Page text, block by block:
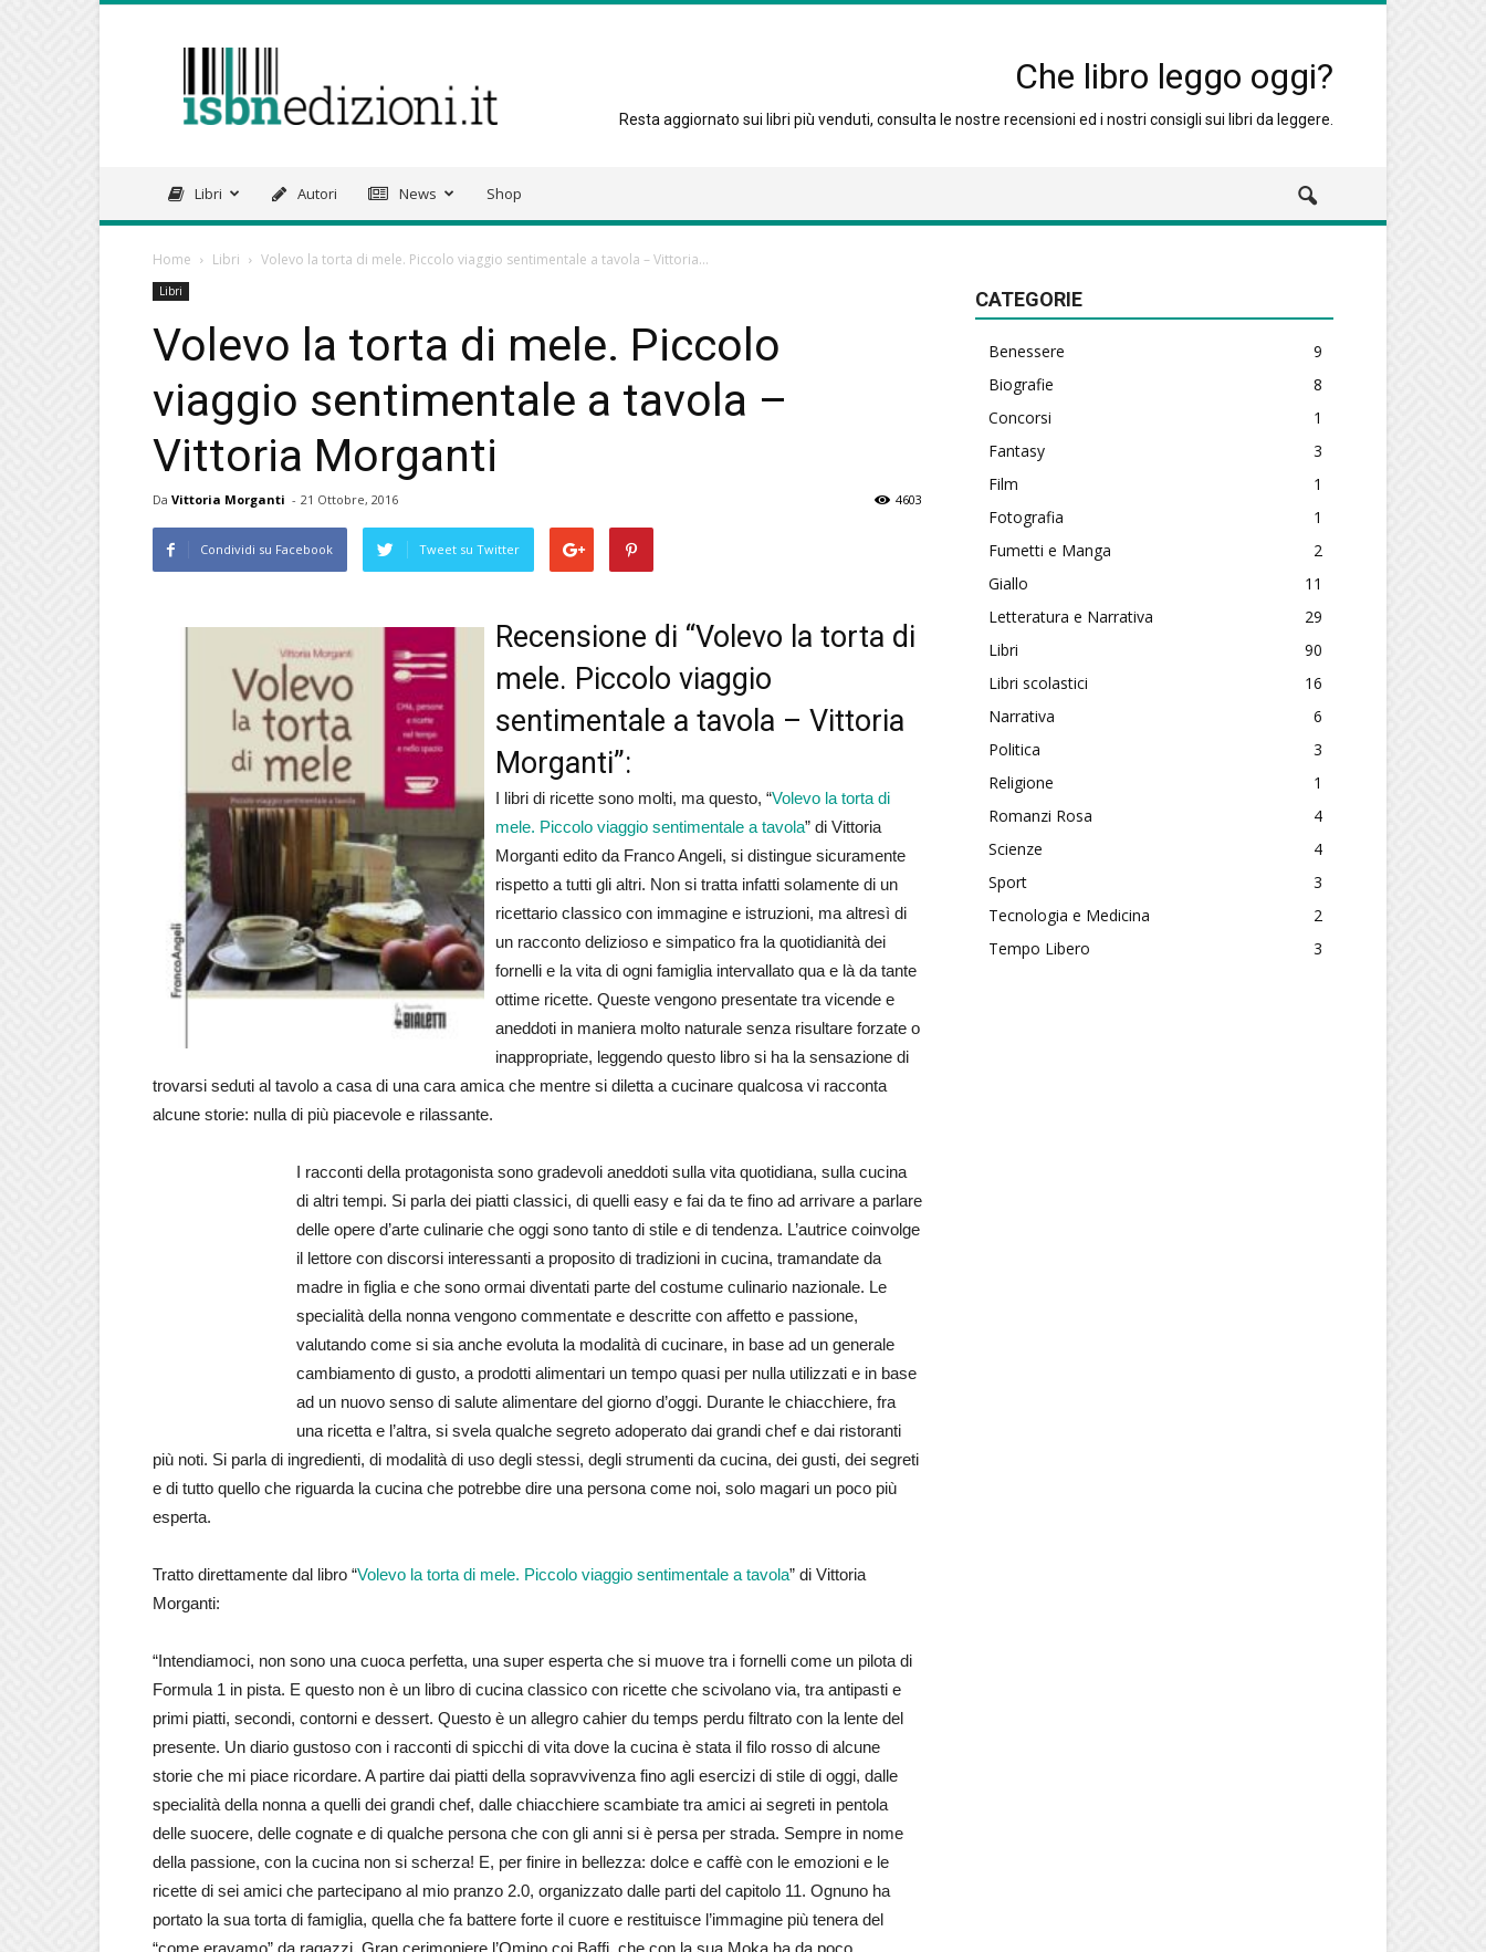
isbnedizioni.it
Che libro leggo oggi?
Resta aggiornato sui libri più venduti, consulta le nostre recensioni ed i nostri consigli sui libri da leggere.
Libri Autori News Shop
Home Libri Volevo la torta di mele. Piccolo viaggio sentimentale a tavola – Vittoria...
Libri
Volevo la torta di mele. Piccolo
viaggio sentimentale a tavola –
Vittoria Morganti
Da Vittoria Morganti - 21 Ottobre, 2016 4603
Condividi su Facebook Tweet su Twitter
Recensione di “Volevo la torta di
mele. Piccolo viaggio
sentimentale a tavola – Vittoria
Morganti”:
I libri di ricette sono molti, ma questo, “Volevo la torta di
mele. Piccolo viaggio sentimentale a tavola” di Vittoria
Morganti edito da Franco Angeli, si distingue sicuramente
rispetto a tutti gli altri. Non si tratta infatti solamente di un
ricettario classico con immagine e istruzioni, ma altresì di
un racconto delizioso e simpatico fra la quotidianità dei
fornelli e la vita di ogni famiglia intervallato qua e là da tante
ottime ricette. Queste vengono presentate tra vicende e
aneddoti in maniera molto naturale senza risultare forzate o
inappropriate, leggendo questo libro si ha la sensazione di
trovarsi seduti al tavolo a casa di una cara amica che mentre si diletta a cucinare qualcosa vi racconta
alcune storie: nulla di più piacevole e rilassante.
I racconti della protagonista sono gradevoli aneddoti sulla vita quotidiana, sulla cucina
di altri tempi. Si parla dei piatti classici, di quelli easy e fai da te fino ad arrivare a parlare
delle opere d’arte culinarie che oggi sono tanto di stile e di tendenza. L’autrice coinvolge
il lettore con discorsi interessanti a proposito di tradizioni in cucina, tramandate da
madre in figlia e che sono ormai diventati parte del costume culinario nazionale. Le
specialità della nonna vengono commentate e descritte con affetto e passione,
valutando come si sia anche evoluta la modalità di cucinare, in base ad un generale
cambiamento di gusto, a prodotti alimentari un tempo quasi per nulla utilizzati e in base
ad un nuovo senso di salute alimentare del giorno d’oggi. Durante le chiacchiere, fra
una ricetta e l’altra, si svela qualche segreto adoperato dai grandi chef e dai ristoranti
più noti. Si parla di ingredienti, di modalità di uso degli stessi, degli strumenti da cucina, dei gusti, dei segreti
e di tutto quello che riguarda la cucina che potrebbe dire una persona come noi, solo magari un poco più
esperta.
Tratto direttamente dal libro “Volevo la torta di mele. Piccolo viaggio sentimentale a tavola” di Vittoria
Morganti:
“Intendiamoci, non sono una cuoca perfetta, una super esperta che si muove tra i fornelli come un pilota di
Formula 1 in pista. E questo non è un libro di cucina classico con ricette che scivolano via, tra antipasti e
primi piatti, secondi, contorni e dessert. Questo è un allegro cahier du temps perdu filtrato con la lente del
presente. Un diario gustoso con i racconti di spicchi di vita dove la cucina è stata il filo rosso di alcune
storie che mi piace ricordare. A partire dai piatti della sopravvivenza fino agli esercizi di stile di oggi, dalle
specialità della nonna a quelli dei grandi chef, dalle chiacchiere scambiate tra amici ai segreti in pentola
delle suocere, delle cognate e di qualche persona che con gli anni si è persa per strada. Sempre in nome
della passione, con la cucina non si scherza! E, per finire in bellezza: dolce e caffè con le emozioni e le
ricette di sei amici che partecipano al mio pranzo 2.0, organizzato dalle parti del capitolo 11. Ognuno ha
portato la sua torta di famiglia, quella che fa battere forte il cuore e restituisce l’immagine più tenera del
“come eravamo” da ragazzi. Gran cerimoniere l’Omino coi Baffi, che con la sua Moka ha da poco
CATEGORIE
Benessere
9
Biografie
8
Concorsi
1
Fantasy
3
Film
1
Fotografia
1
Fumetti e Manga
2
Giallo
11
Letteratura e Narrativa
29
Libri
90
Libri scolastici
16
Narrativa
6
Politica
3
Religione
1
Romanzi Rosa
4
Scienze
4
Sport
3
Tecnologia e Medicina
2
Tempo Libero
3